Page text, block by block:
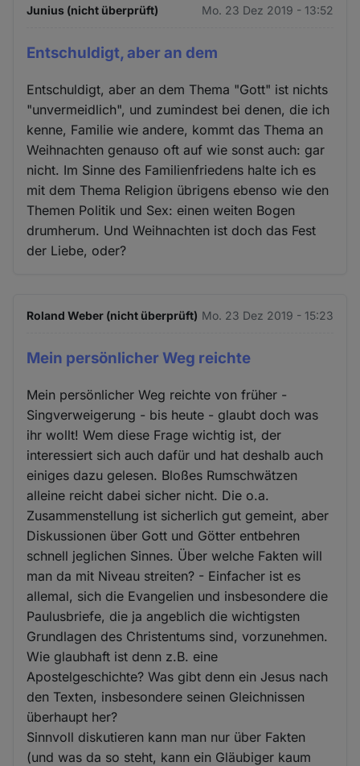
Junius (nicht überprüft) Mo. 23 Dez 2019 - 13:52
Entschuldigt, aber an dem
Entschuldigt, aber an dem Thema "Gott" ist nichts
"unvermeidlich", und zumindest bei denen, die ich
kenne, Familie wie andere, kommt das Thema an
Weihnachten genauso oft auf wie sonst auch: gar
nicht. Im Sinne des Familienfriedens halte ich es
mit dem Thema Religion übrigens ebenso wie den
Themen Politik und Sex: einen weiten Bogen
drumherum. Und Weihnachten ist doch das Fest
der Liebe, oder?
Roland Weber (nicht überprüft) Mo. 23 Dez 2019 - 15:23
Mein persönlicher Weg reichte
Mein persönlicher Weg reichte von früher -
Singverweigerung - bis heute - glaubt doch was
ihr wollt! Wem diese Frage wichtig ist, der
interessiert sich auch dafür und hat deshalb auch
einiges dazu gelesen. Bloßes Rumschwätzen
alleine reicht dabei sicher nicht. Die o.a.
Zusammenstellung ist sicherlich gut gemeint, aber
Diskussionen über Gott und Götter entbehren
schnell jeglichen Sinnes. Über welche Fakten will
man da mit Niveau streiten? - Einfacher ist es
allemal, sich die Evangelien und insbesondere die
Paulusbriefe, die ja angeblich die wichtigsten
Grundlagen des Christentums sind, vorzunehmen.
Wie glaubhaft ist denn z.B. eine
Apostelgeschichte? Was gibt denn ein Jesus nach
den Texten, insbesondere seinen Gleichnissen
überhaupt her?
Sinnvoll diskutieren kann man nur über Fakten
(und was da so steht, kann ein Gläubiger kaum